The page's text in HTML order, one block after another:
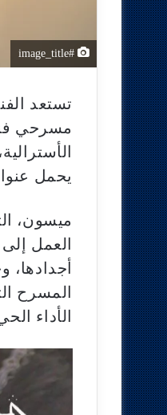
#image_title
تستعد
مسرحي
يحمل
ميسون،
العمل
المسرح
الأداء